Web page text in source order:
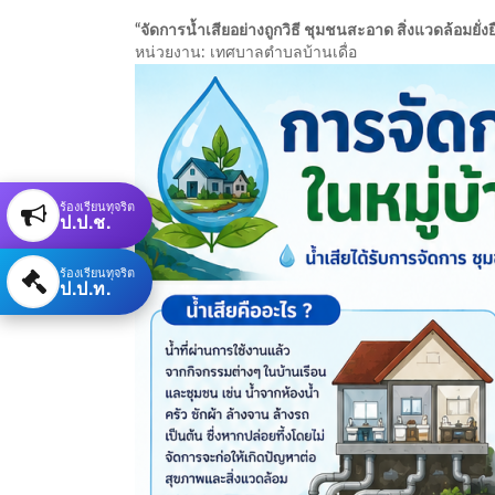
“จัดการน้ำเสียอย่างถูกวิธี ชุมชนสะอาด สิ่งแวดล้อมยั่ง
หน่วยงาน: เทศบาลตำบลบ้านเดื่อ
ร้องเรียนทุจริต
ป.ป.ช.
ร้องเรียนทุจริต
ป.ป.ท.